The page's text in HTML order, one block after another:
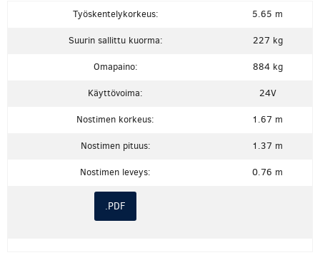
Työskentelykorkeus: 5.65 m
Suurin sallittu kuorma: 227 kg
Omapaino: 884 kg
Käyttövoima: 24V
Nostimen korkeus: 1.67 m
Nostimen pituus: 1.37 m
Nostimen leveys: 0.76 m
.PDF